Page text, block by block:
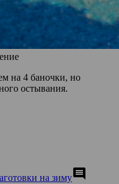
на 4 баночки, но
остывания.
на зимуcomment